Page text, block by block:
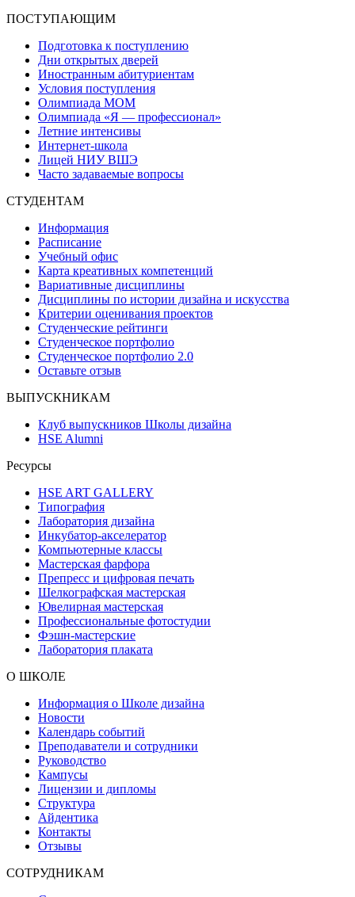
ПОСТУПАЮЩИМ
Подготовка к поступлению
Дни открытых дверей
Иностранным абитуриентам
Условия поступления
Олимпиада МОМ
Олимпиада «Я — профессионал»
Летние интенсивы
Интернет-школа
Лицей НИУ ВШЭ
Часто задаваемые вопросы
СТУДЕНТАМ
Информация
Расписание
Учебный офис
Карта креативных компетенций
Вариативные дисциплины
Дисциплины по истории дизайна и искусства
Критерии оценивания проектов
Студенческие рейтинги
Студенческое портфолио
Студенческое портфолио 2.0
Оставьте отзыв
ВЫПУСКНИКАМ
Клуб выпускников Школы дизайна
HSE Alumni
Ресурсы
HSE ART GALLERY
Типография
Лаборатория дизайна
Инкубатор-акселератор
Компьютерные классы
Мастерская фарфора
Препресс и цифровая печать
Шелкографская мастерская
Ювелирная мастерская
Профессиональные фотостудии
Фэшн-мастерские
Лаборатория плаката
О ШКОЛЕ
Информация о Школе дизайна
Новости
Календарь событий
Преподаватели и сотрудники
Руководство
Кампусы
Лицензии и дипломы
Структура
Айдентика
Контакты
Отзывы
СОТРУДНИКАМ